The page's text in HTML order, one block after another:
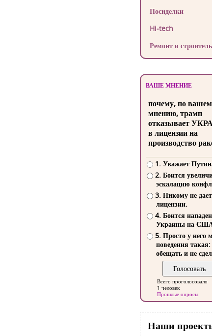
Посиделки
Hi-tech
Ремонт и
ВАШЕ МНЕНИЕ
почему, по
мнению, трамп
отказывает
в лицензии на
производство
1. Уважает
2. Боится
эскалацию
3. Никому не
лицензии.
4. Боится
Украины на
5. Просто у него
поведения такая:
обещать и не
Всего проголосовало
1 человек
Прошлые опросы
Наши